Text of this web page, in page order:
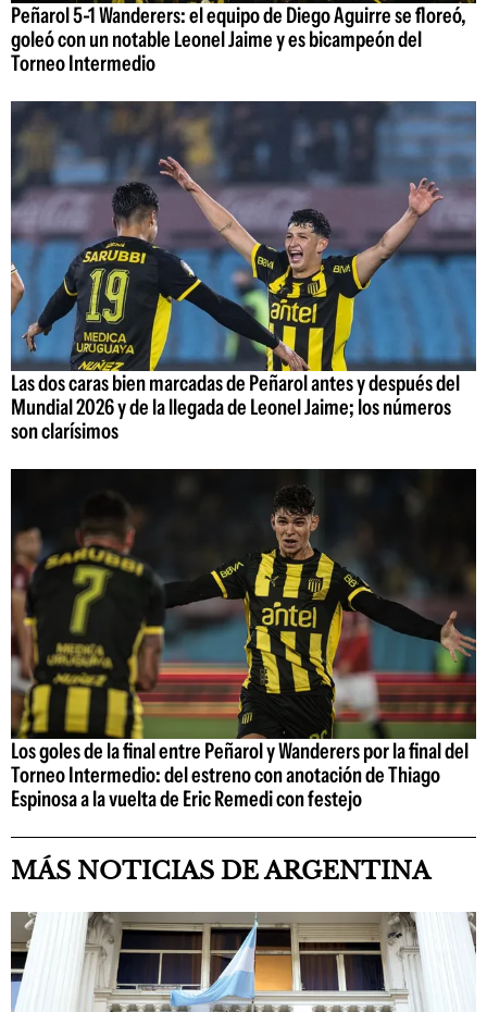
Peñarol 5-1 Wanderers: el equipo de Diego Aguirre se floreó,
goleó con un notable Leonel Jaime y es bicampeón del
Torneo Intermedio
Las dos caras bien marcadas de Peñarol antes y después del
Mundial 2026 y de la llegada de Leonel Jaime; los números
son clarísimos
Los goles de la final entre Peñarol y Wanderers por la final del
Torneo Intermedio: del estreno con anotación de Thiago
Espinosa a la vuelta de Eric Remedi con festejo
MÁS NOTICIAS DE ARGENTINA